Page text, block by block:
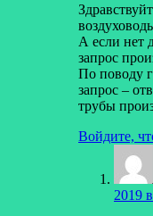
А если нет
запрос
По поводу
запрос –
трубы
Войдите,
2019